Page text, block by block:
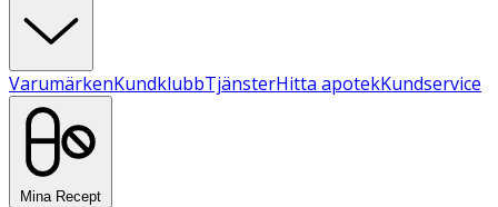
VarumärkenKundklubbTjänsterHitta apotekKundservice
Mina Recept